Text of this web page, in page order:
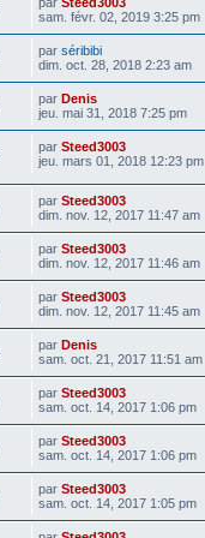
sam. févr. 02, 2019 3:25 pm
par séribibi
dim. oct. 28, 2018 2:23 am
par Denis
jeu. mai 31, 2018 7:25 pm
par Steed3003
jeu. mars 01, 2018 12:23 pm
par Steed3003
dim. nov. 12, 2017 11:47 am
par Steed3003
dim. nov. 12, 2017 11:46 am
par Steed3003
dim. nov. 12, 2017 11:45 am
par Denis
sam. oct. 21, 2017 11:51 am
par Steed3003
sam. oct. 14, 2017 1:06 pm
par Steed3003
sam. oct. 14, 2017 1:06 pm
par Steed3003
sam. oct. 14, 2017 1:05 pm